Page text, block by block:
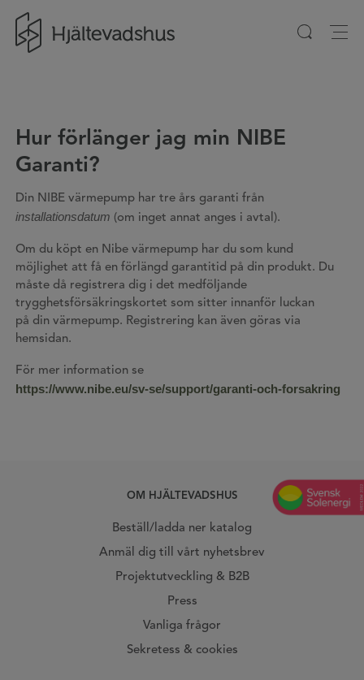
Hur förlänger jag min NIBE
Garanti?
Din NIBE värmepump har tre års garanti från
installationsdatum (om inget annat anges i avtal).
Om du köpt en Nibe värmepump har du som kund
möjlighet att få en förlängd garantitid på din produkt. Du
måste då registrera dig i det medföljande
trygghetsförsäkringskortet som sitter innanför luckan
på din värmepump. Registrering kan även göras via
hemsidan.
För mer information se
https://www.nibe.eu/sv-se/support/garanti-och-forsakring
OM HJÄLTEVADSHUS
Beställ/ladda ner katalog
Anmäl dig till vårt nyhetsbrev
Projektutveckling & B2B
Press
Vanliga frågor
Sekretess & cookies